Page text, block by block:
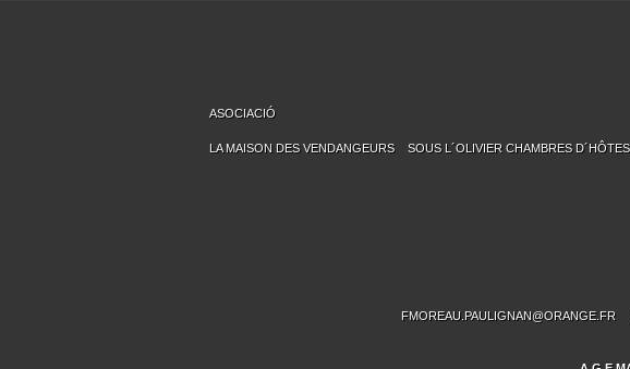
ASOCIACIÓ
LA MAISON DES VENDANGEURS SOUS L´OLIVIER CHAMBRES D´HÔTES
FMOREAU.PAULIGNAN@ORANGE.FR